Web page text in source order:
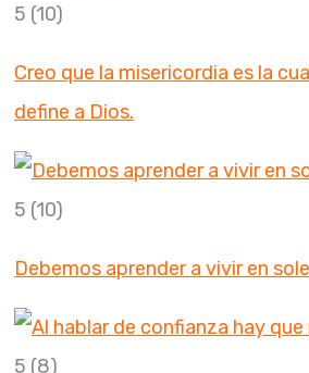
5 (10)
Creo que la misericordia es la
define a Dios.
5 (10)
Debemos aprender a vivir en
5 (8)